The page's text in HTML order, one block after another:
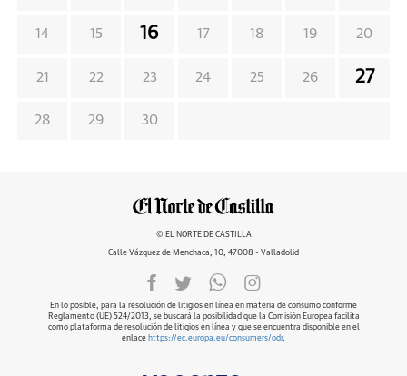
14 15 16 17 18 19 20
21 22 23 24 25 26 27
28 29 30
© EL NORTE DE CASTILLA
Calle Vázquez de Menchaca, 10, 47008 - Valladolid
En lo posible, para la resolución de litigios en línea en materia de consumo conforme
Reglamento (UE) 524/2013, se buscará la posibilidad que la Comisión Europea facilita
como plataforma de resolución de litigios en línea y que se encuentra disponible en el
enlace https://ec.europa.eu/consumers/odr.